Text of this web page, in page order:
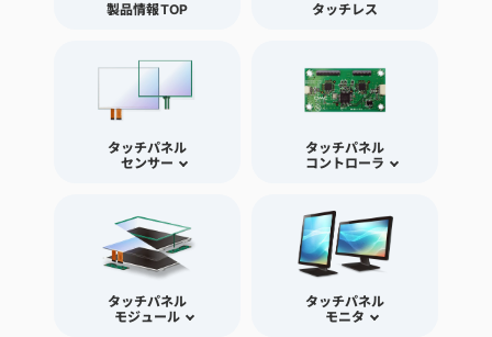
製品情報TOP タッチレス
タッチパネル
センサー
タッチパネル
コントローラ
タッチパネル
モジュール
タッチパネル
モニタ